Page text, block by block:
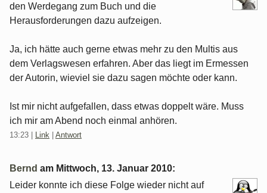
den Werdegang zum Buch und die
Herausforderungen dazu aufzeigen.
Ja, ich hätte auch gerne etwas mehr zu den Multis aus
dem Verlagswesen erfahren. Aber das liegt im Ermessen
der Autorin, wieviel sie dazu sagen möchte oder kann.
Ist mir nicht aufgefallen, dass etwas doppelt wäre. Muss
ich mir am Abend noch einmal anhören.
13:23 | Link | Antwort
Bernd am Mittwoch, 13. Januar 2010:
Leider konnte ich diese Folge wieder nicht auf